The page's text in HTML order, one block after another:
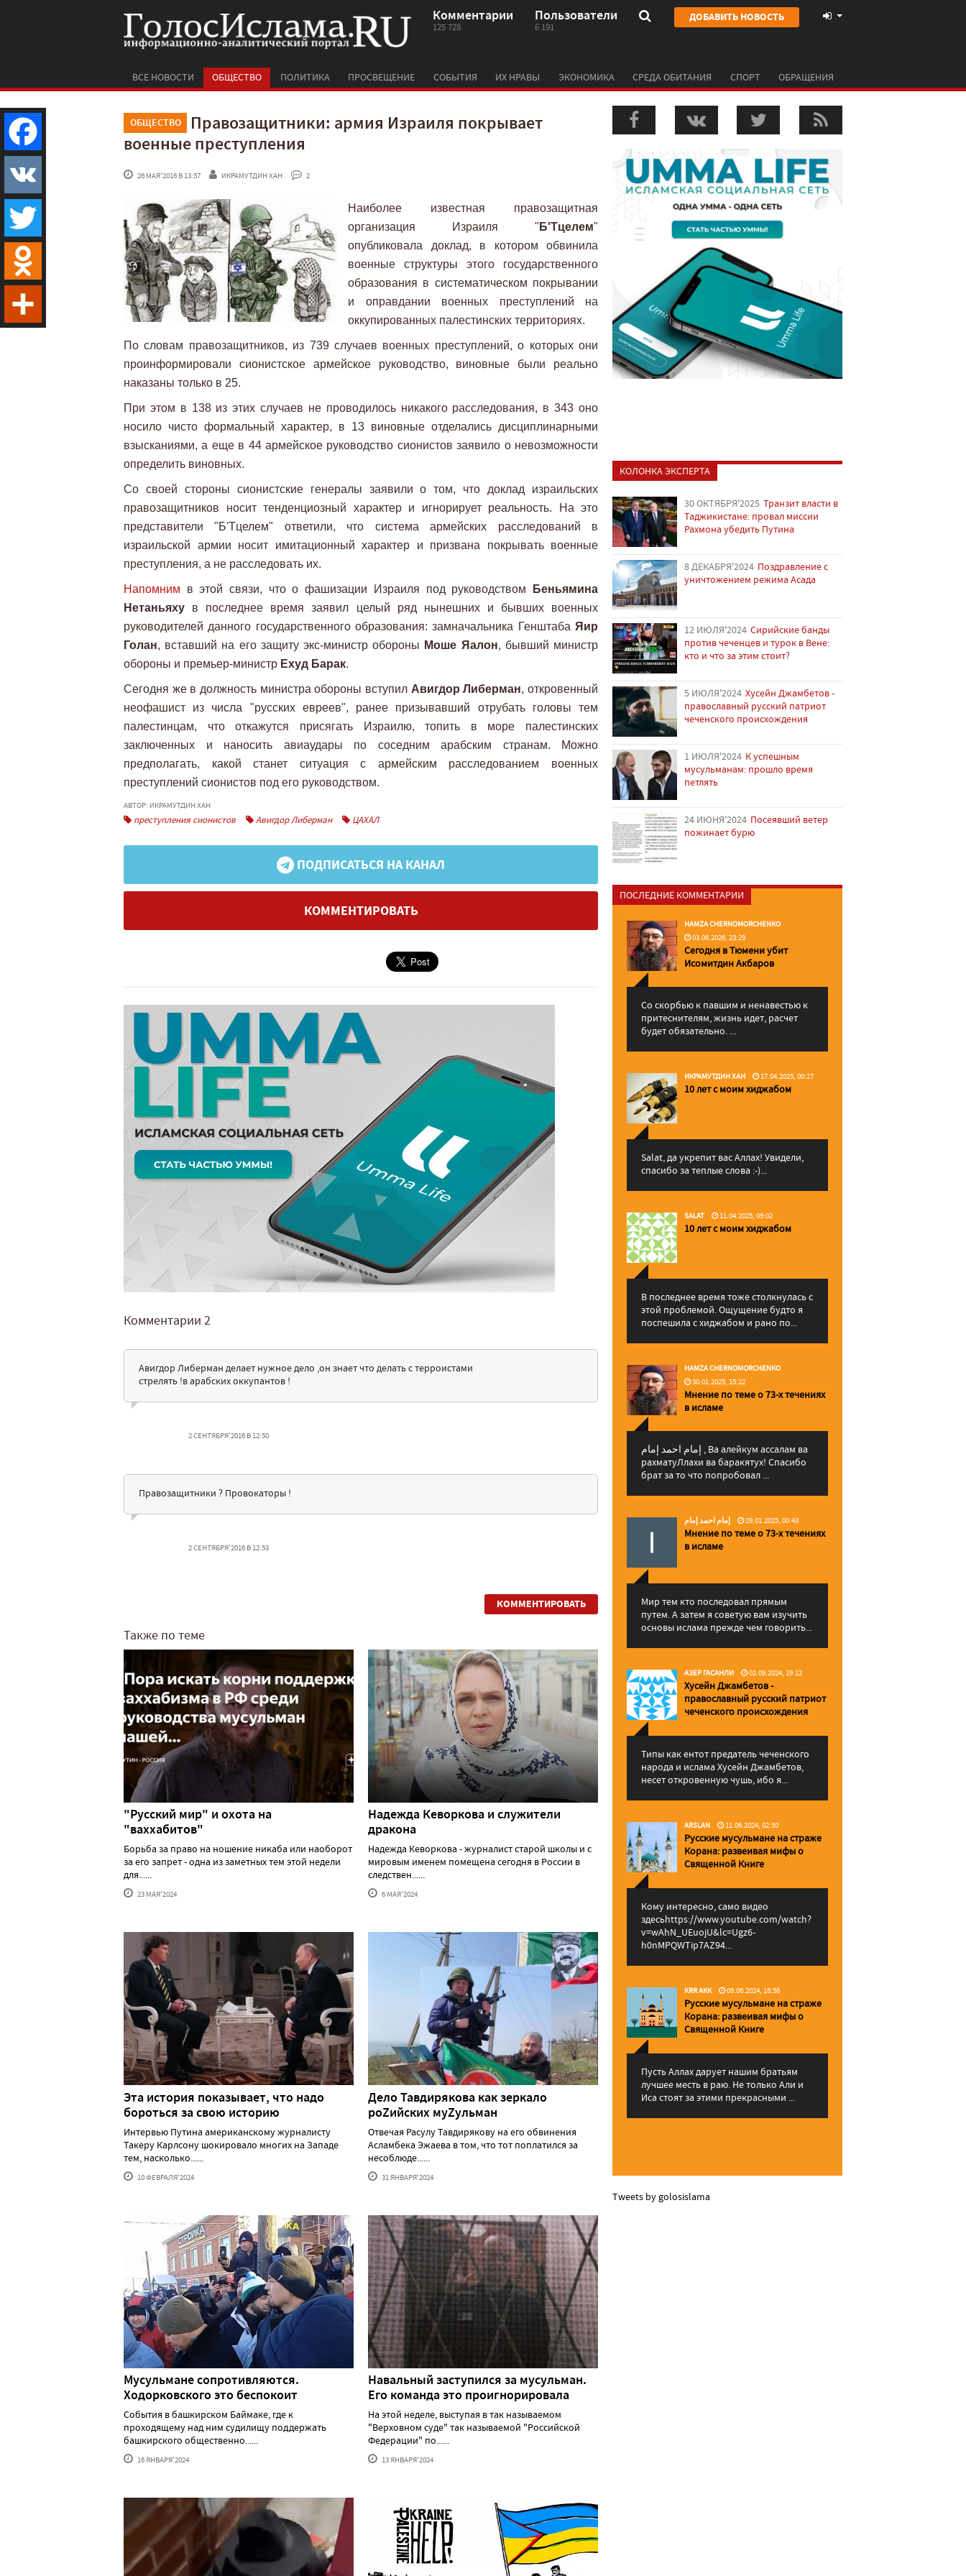
Комментарии
125 728
Пользователи
6 191
ДОБАВИТЬ НОВОСТЬ
ВСЕ НОВОСТИ ОБЩЕСТВО ПОЛИТИКА ПРОСВЕЩЕНИЕ СОБЫТИЯ ИХ НРАВЫ ЭКОНОМИКА СРЕДА ОБИТАНИЯ СПОРТ ОБРАЩЕНИЯ
ОБЩЕСТВО
Правозащитники: армия Израиля покрывает
военные преступления
26 МАЯ'2016 В 13:57 ИКРАМУТДИН ХАН 2
Наиболее известная правозащитная
организация Израиля " Б'Тцелем"
опубликовала доклад, в котором обвинила
военные структуры этого государственного
образования в систематическом покрывании
и оправдании военных преступлений на
оккупированных палестинских территориях.
По словам правозащитников, из 739 случаев военных преступлений, о которых они
проинформировали сионистское армейское руководство, виновные были реально
наказаны только в 25.
При этом в 138 из этих случаев не проводилось никакого расследования, в 343 оно
носило чисто формальный характер, в 13 виновные отделались дисциплинарными
взысканиями, а еще в 44 армейское руководство сионистов заявило о невозможности
определить виновных.
Со своей стороны сионистские генералы заявили о том, что доклад израильских
правозащитников носит тенденциозный характер и игнорирует реальность. На это
представители "Б'Тцелем" ответили, что система армейских расследований в
израильской армии носит имитационный характер и призвана покрывать военные
преступления, а не расследовать их.
Напомним в этой связи, что о фашизации Израиля под руководством
Беньямина
Нетаньяху в последнее время заявил целый ряд нынешних и бывших военных
руководителей данного государственного образования: замначальника Генштаба Яир
Голан, вставший на его защиту экс-министр обороны Моше Яалон, бывший министр
обороны и премьер-министр Ехуд Барак.
Сегодня же в должность министра обороны вступил Авигдор Либерман, откровенный
неофашист из числа "русских евреев", ранее призывавший отрубать головы тем
палестинцам, что откажутся присягать Израилю, топить в море палестинских
заключенных и наносить авиаудары по соседним арабским странам. Можно
предполагать, какой станет ситуация с армейским расследованием военных
преступлений сионистов под его руководством.
АВТОР: ИКРАМУТДИН ХАН
преступления сионистов Авигдор Либерман ЦАХАЛ
ПОДПИСАТЬСЯ НА КАНАЛ
КОММЕНТИРОВАТЬ
Комментарии 2
Авигдор Либерман делает нужное дело ,он знает что делать с терроистами
стрелять !в арабских оккупантов !
2 СЕНТЯБРЯ'2016 В 12:50
Правозащитники ? Провокаторы !
2 СЕНТЯБРЯ'2016 В 12:53
КОММЕНТИРОВАТЬ
Также по теме
"Русский мир" и охота на
"ваххабитов"
Борьба за право на ношение никаба или наоборот
за его запрет - одна из заметных тем этой недели
для......
23 МАЯ'2024
Надежда Кеворкова и служители
дракона
Надежда Кеворкова - журналист старой школы и с
мировым именем помещена сегодня в России в
следствен......
6 МАЯ'2024
Эта история показывает, что надо
бороться за свою историю
Интервью Путина американскому журналисту
Такеру Карлсону шокировало многих на Западе
тем, насколько......
10 ФЕВРАЛЯ'2024
Дело Тавдирякова как зеркало
роZийских муZульман
Отвечая Расулу Тавдирякову на его обвинения
Асламбека Эжаева в том, что тот поплатился за
несоблюде......
31 ЯНВАРЯ'2024
Мусульмане сопротивляются.
Ходорковского это беспокоит
События в башкирском Баймаке, где к
проходящему над ним судилищу поддержать
башкирского общественно......
16 ЯНВАРЯ'2024
Навальный заступился за мусульман.
Его команда это проигнорировала
На этой неделе, выступая в так называемом
"Верховном суде" так называемой "Российской
Федерации" по......
13 ЯНВАРЯ'2024
КОЛОНКА ЭКСПЕРТА
30 ОКТЯБРЯ'2025 Транзит власти в
Таджикистане: провал миссии
Рахмона убедить Путина
8 ДЕКАБРЯ'2024 Поздравление с
уничтожением режима Асада
12 ИЮЛЯ'2024 Сирийские банды
против чеченцев и турок в Вене:
кто и что за этим стоит?
5 ИЮЛЯ'2024 Хусейн Джамбетов -
православный русский патриот
чеченского происхождения
1 ИЮЛЯ'2024 К успешным
мусульманам: прошло время
петлять
24 ИЮНЯ'2024 Посеявший ветер
пожинает бурю
ПОСЛЕДНИЕ КОММЕНТАРИИ
HAMZA CHERNOMORCHENKO
03.06.2026, 23:29
Сегодня в Тюмени убит
Исомитдин Акбаров
Со скорбью к павшим и ненавестью к
притеснителям, жизнь идет, расчет
будет обязательно. ...
ИКРАМУТДИН ХАН 17.04.2025, 00:27
10 лет с моим хиджабом
Salat, да укрепит вас Аллаx! Увидели,
спасибо за теплые слова :-)...
SALAT 11.04.2025, 09:02
10 лет с моим хиджабом
В последнее время тоже столкнулась с
этой проблемой. Ощущение будто я
поспешила с хиджабом и рано по...
HAMZA CHERNOMORCHENKO
30.01.2025, 15:22
Мнение по теме о 73-х течениях
в исламе
إمام احمد إمام , Ва алейкум ассалам ва
рахматуЛлахи ва баракятух! Спасибо
брат за то что попробовал ...
إمام احمد إمام 29.01.2025, 00:43
Мнение по теме о 73-х течениях
в исламе
Мир тем кто последовал прямым
путем. А затем я советую вам изучить
основы ислама прежде чем говорить...
АЗЕР ГАСАНЛИ 02.09.2024, 19:12
Хусейн Джамбетов -
православный русский патриот
чеченского происхождения
Типы как ентот предатель чеченского
народа и ислама Хусейн Джамбетов,
несет откровенную чушь, ибо я...
ARSLAN 11.06.2024, 02:50
Русские мусульмане на страже
Корана: pазвеивая мифы о
Священной Книге
Кому интересно, само видео
здесьhttps://www.youtube.com/watch?
v=wAhN_UEuojU&lc=Ugz6-
h0nMPQWTip7AZ94...
KRR AKK 09.06.2024, 18:56
Русские мусульмане на страже
Корана: pазвеивая мифы о
Священной Книге
Пусть Аллах дарует нашим братьям
лучшее месть в раю. Не только Али и
Иса стоят за этими прекрасными ...
Tweets by golosislama
Facebook
VK
Twitter
Odnoklassniki